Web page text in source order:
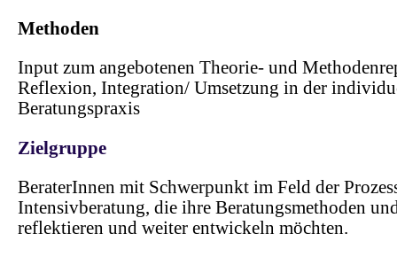
Methoden
Input zum angebotenen Theorie- und
Reflexion, Integration/ Umsetzung in der
Beratungspraxis
Zielgruppe
BeraterInnen mit Schwerpunkt im Feld der
Intensivberatung, die ihre Beratungsmethoden
reflektieren und weiter entwickeln möchten.